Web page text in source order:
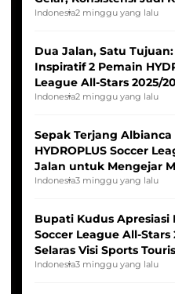
Indonesia2 minggu yang lalu
Dua Jalan, Satu
Inspiratif 2 Pemain
League All-Stars 2025/
Seleksi Timnas
Indonesia2 minggu yang lalu
Sepak Terjang Albianca
HYDROPLUS Soccer
Jalan untuk Mengejar
Indonesia Putri
Indonesia3 minggu yang lalu
Bupati Kudus Apresiasi
Soccer League All-Stars
Selaras Visi Sports
Indonesia3 minggu yang lalu